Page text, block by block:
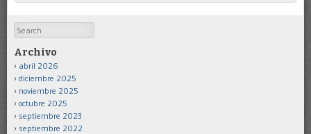
Search
Archivo
abril 2026
diciembre 2025
noviembre 2025
octubre 2025
septiembre 2023
septiembre 2022